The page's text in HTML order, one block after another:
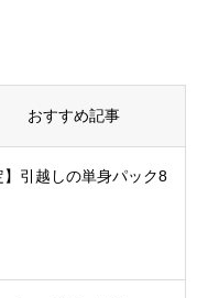
おすすめ記事
】引越しの単身パック8